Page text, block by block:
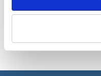
at fylde så lidt som 18,5
med på vandre- eller
Ascent AcI Long